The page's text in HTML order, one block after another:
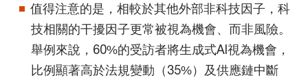
值得注意的是，相較於其他外部非科技因子，科
技相關的干擾因子更常被視為機會、而非風險。
舉例來說，60%的受訪者將生成式AI視為機會，
比例顯著高於法規變動（35%）及供應鏈中斷